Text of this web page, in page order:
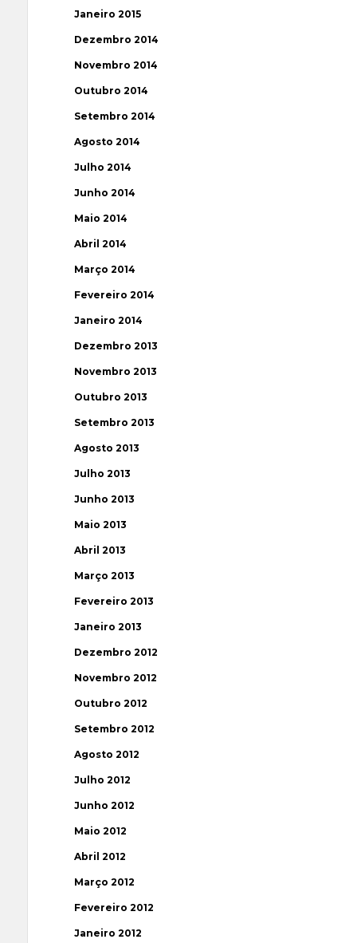
Janeiro 2015
Dezembro 2014
Novembro 2014
Outubro 2014
Setembro 2014
Agosto 2014
Julho 2014
Junho 2014
Maio 2014
Abril 2014
Março 2014
Fevereiro 2014
Janeiro 2014
Dezembro 2013
Novembro 2013
Outubro 2013
Setembro 2013
Agosto 2013
Julho 2013
Junho 2013
Maio 2013
Abril 2013
Março 2013
Fevereiro 2013
Janeiro 2013
Dezembro 2012
Novembro 2012
Outubro 2012
Setembro 2012
Agosto 2012
Julho 2012
Junho 2012
Maio 2012
Abril 2012
Março 2012
Fevereiro 2012
Janeiro 2012